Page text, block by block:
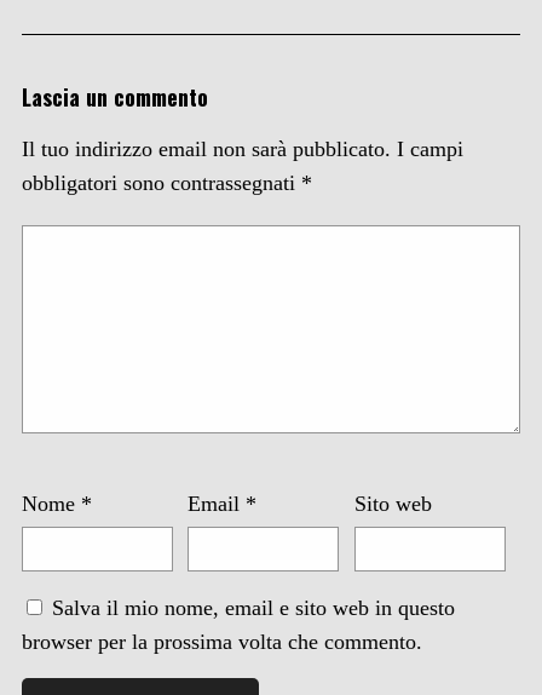
Lascia un commento
Il tuo indirizzo email non sarà pubblicato. I campi
obbligatori sono contrassegnati *
Nome * Email * Sito web
Salva il mio nome, email e sito web in questo
browser per la prossima volta che commento.